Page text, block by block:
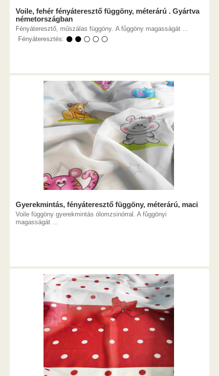
Voile, fehér fényáteresztő függöny, méterárú . Gyártva
németországban
Fényáteresztő, műszálas függöny. A fůggöny magasságát ...
Fényáteresztés: ⚫ ⚫ ⚪ ⚪ ⚪
Gyerekmintás, fényáteresztő függöny, méterárú, maci
Voile függöny gyerekmintás ólomzsinórral. A fůggönyi
magasságát ...